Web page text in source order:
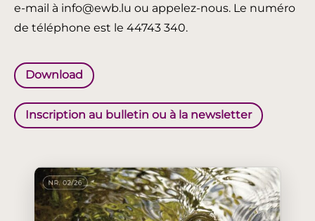
e-mail à info@ewb.lu ou appelez-nous. Le numéro
de téléphone est le 44743 340.
Download
Inscription au bulletin ou à la newsletter